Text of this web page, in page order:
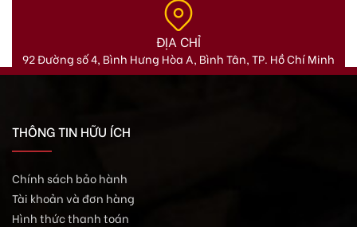
ĐỊA CHỈ
92 Đường số 4, Bình Hưng Hòa A, Bình Tân, TP. Hồ Chí Minh
THÔNG TIN HỮU ÍCH
Chính sách bảo hành
Tài khoản và đơn hàng
Hình thức thanh toán